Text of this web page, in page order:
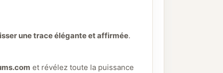
une trace élégante et affirmée.
et révélez toute la puissance